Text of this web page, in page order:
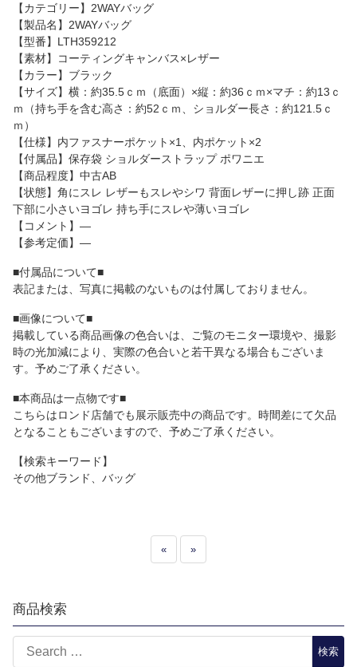
【カテゴリー】2WAYバッグ
【製品名】2WAYバッグ
【型番】LTH359212
【素材】コーティングキャンバス×レザー
【カラー】ブラック
【サイズ】横：約35.5ｃｍ（底面）×縦：約36ｃｍ×マチ：約13ｃ
ｍ（持ち手を含む高さ：約52ｃｍ、ショルダー長さ：約121.5ｃ
ｍ）
【仕様】内ファスナーポケット×1、内ポケット×2
【付属品】保存袋 ショルダーストラップ ポワニエ
【商品程度】中古AB
【状態】角にスレ レザーもスレやシワ 背面レザーに押し跡 正面
下部に小さいヨゴレ 持ち手にスレや薄いヨゴレ
【コメント】―
【参考定価】―
■付属品について■
表記または、写真に掲載のないものは付属しておりません。
■画像について■
掲載している商品画像の色合いは、ご覧のモニター環境や、撮影
時の光加減により、実際の色合いと若干異なる場合もございま
す。予めご了承ください。
■本商品は一点物です■
こちらはロンド店舗でも展示販売中の商品です。時間差にて欠品
となることもございますので、予めご了承ください。
【検索キーワード】
その他ブランド、バッグ
« »
商品検索